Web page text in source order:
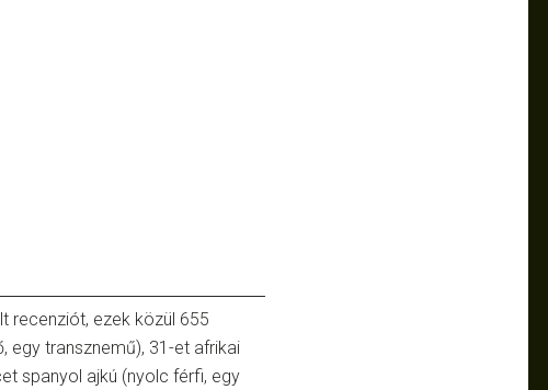
recenziót, ezek közül 655
egy transznemű), 31-et afrikai
spanyol ajkú (nyolc férfi, egy